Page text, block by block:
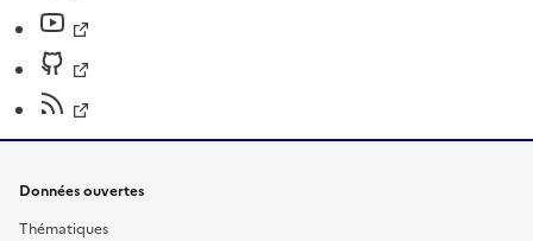
Données ouvertes
Thématiques